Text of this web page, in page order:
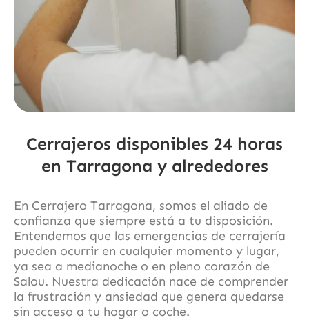
Cerrajeros disponibles 24 horas
en Tarragona y alrededores
En Cerrajero Tarragona, somos el aliado de
confianza que siempre está a tu disposición.
Entendemos que las emergencias de cerrajería
pueden ocurrir en cualquier momento y lugar,
ya sea a medianoche o en pleno corazón de
Salou. Nuestra dedicación nace de comprender
la frustración y ansiedad que genera quedarse
sin acceso a tu hogar o coche.